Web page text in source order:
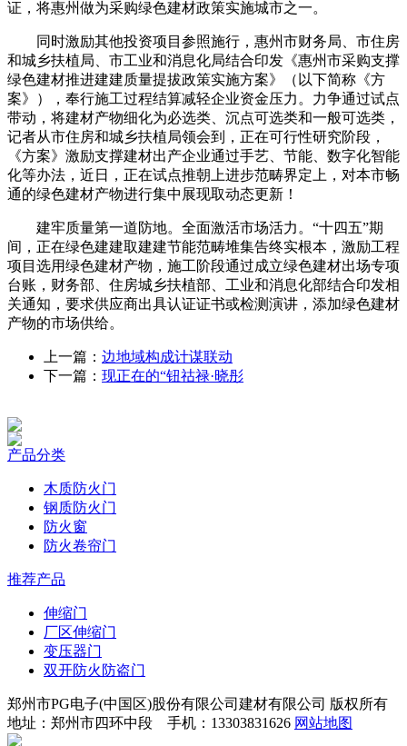
证，将惠州做为采购绿色建材政策实施城市之一。
同时激励其他投资项目参照施行，惠州市财务局、市住房
和城乡扶植局、市工业和消息化局结合印发《惠州市采购支撑
绿色建材推进建建质量提拔政策实施方案》（以下简称《方
案》），奉行施工过程结算减轻企业资金压力。力争通过试点
带动，将建材产物细化为必选类、沉点可选类和一般可选类，
记者从市住房和城乡扶植局领会到，正在可行性研究阶段，
《方案》激励支撑建材出产企业通过手艺、节能、数字化智能
化等办法，近日，正在试点推朝上进步范畴界定上，对本市畅
通的绿色建材产物进行集中展现取动态更新！
建牢质量第一道防地。全面激活市场活力。“十四五”期
间，正在绿色建建取建建节能范畴堆集告终实根本，激励工程
项目选用绿色建材产物，施工阶段通过成立绿色建材出场专项
台账，财务部、住房城乡扶植部、工业和消息化部结合印发相
关通知，要求供应商出具认证证书或检测演讲，添加绿色建材
产物的市场供给。
上一篇： 边地域构成计谋联动
下一篇： 现正在的“钮祜禄·晓彤
产品分类
木质防火门
钢质防火门
防火窗
防火卷帘门
推荐产品
伸缩门
厂区伸缩门
变压器门
双开防火防盗门
郑州市PG电子(中国区)股份有限公司建材有限公司 版权所有
地址：郑州市四环中段 手机：13303831626 网站地图